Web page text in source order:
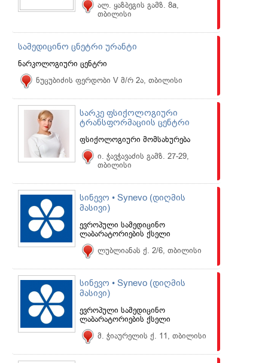
ალ. ყაზბეგის გამზ. 8a,
თბილისი
სამედიცინო ცნეტრი ურანტი
ნარკოლოგიური ცენტრი
ნუცუბიძის ფერდობი V მ/რ 2ა, თბილისი
სარკე ფსიქოლოგიური
ტრანსფორმაციის ცენტრი
ფსიქოლოგიური მომსახურება
ი. ჭავჭავაძის გამზ. 27-29,
თბილისი
სინევო • Synevo (დიღმის
მასივი)
ევროპული სამედიცინო
ლაბარატორიების ქსელი
ლუბლიანას ქ. 2/6, თბილისი
სინევო • Synevo (დიღმის
მასივი)
ევროპული სამედიცინო
ლაბარატორიების ქსელი
მ. ჭიაურელის ქ. 11, თბილისი